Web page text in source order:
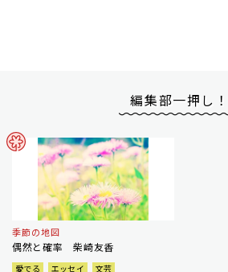
編集部一押し！
季節の地図
偶然と確率 柴崎友香
愛でる エッセイ
文芸